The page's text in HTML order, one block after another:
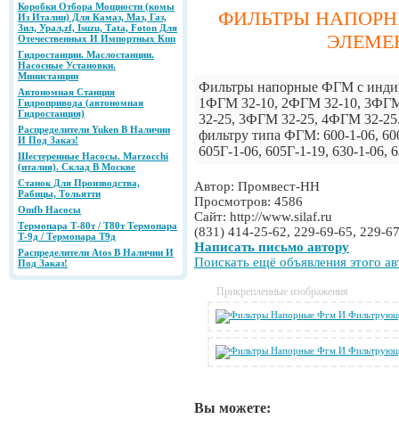
Коробки Отбора Мощности (комы
Из Италии) Для Камаз, Маз, Газ,
Зил, Урал,zf, Isuzu, Tаtа, Foton Для
Отечественных И Импортных Кпп
Гидростанции. Маслостанции.
Насосные Установки.
Министанции
Автономная Станция
Гидропривода (автономная
Гидростанция)
Распределители Yuken В Наличии
И Под Заказ!
Шестеренные Насосы. Marzocchi
(италия). Склад В Москве
Станок Для Производства,
Рабицы, Тольятти
Omfb Насосы
Термопара Т-80т / Т80т Термопара
Т-9д / Термопара Т9д
Распределители Аtos В Наличии И
Под Заказ!
ФИЛЬТРЫ
Фильтры напорные ФГМ с
1ФГМ 32-10, 2ФГМ 32-10,
32-25, 3ФГМ 32-25, 4ФГМ 32-
фильтру типа ФГМ: 600-1-06,
605Г-1-06, 605Г-1-19, 630-1-06,
Автор: Промвест-НН
Просмотров: 4586
Сайт: http://www.silaf.ru
(831) 414-25-62, 229-69-65, 229-
Написать письмо автору
Поискать ещё объявления этого
Прикрепленные изображения
Вы можете: